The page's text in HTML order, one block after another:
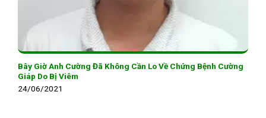
Bây Giờ Anh Cường Đã Không Cần Lo Về Chứng Bệnh Cường
Giáp Do Bị Viêm
24/06/2021